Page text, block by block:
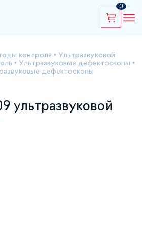
0
контроля • Ультразвуковой
• Ультразвуковые дефектоскопы •
дефектоскопы
ультразвуковой